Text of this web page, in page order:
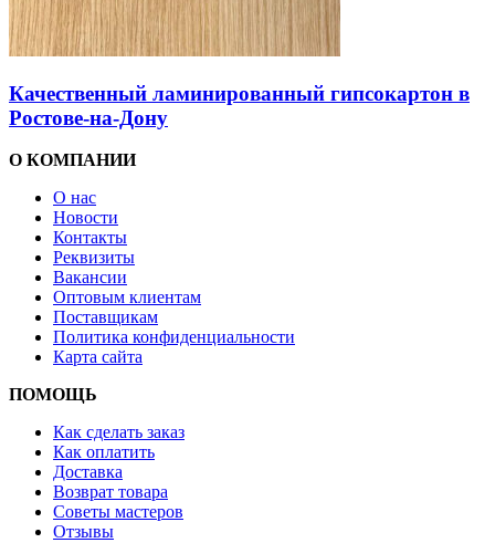
Качественный ламинированный гипсокартон в
Ростове-на-Дону
О КОМПАНИИ
О нас
Новости
Контакты
Реквизиты
Вакансии
Оптовым клиентам
Поставщикам
Политика конфиденциальности
Карта сайта
ПОМОЩЬ
Как сделать заказ
Как оплатить
Доставка
Возврат товара
Советы мастеров
Отзывы